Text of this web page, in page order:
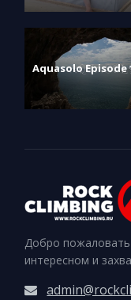
Aquasolo Episode
Добро
интересном и